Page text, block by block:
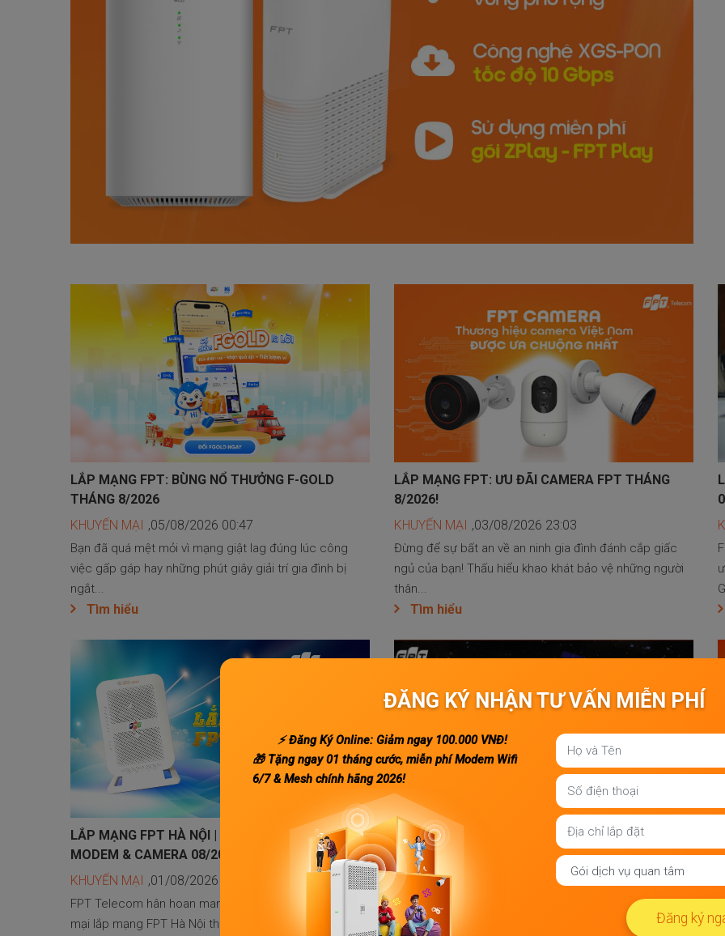
LẮP MẠNG FPT: BÙNG NỔ THƯỞNG F-GOLD
THÁNG 8/2026
KHUYẾN MẠI ,05/08/2026 00:47
Bạn đã quá mệt mỏi vì mạng giật lag đúng lúc công
việc gấp gáp hay những phút giây giải trí gia đình bị
ngắt...
Tìm hiểu
LẮP MẠNG FPT: ƯU ĐÃI CAMERA FPT THÁNG
8/2026!
KHUYẾN MẠI ,03/08/2026 23:03
Đừng để sự bất an về an ninh gia đình đánh cắp giấc
ngủ của bạn! Thấu hiểu khao khát bảo vệ những người
thân...
Tìm hiểu
LẮP MẠNG FPT HÀ NỘI | GÓI WIFI 6/7 TẶNG KÈM
MODEM & CAMERA 08/2026
KHUYẾN MẠI ,01/08/2026 00:01
FPT Telecom hân hoan mang đến chương trình khuyến
mại lắp mạng FPT Hà Nội tháng 08/2026 với vô vàn ưu
INTERNET VỆ TINH STARLINK VIỆT NAM CÓ THỂ
TRIỂN KHAI KHI NÀO?
TIN TỨC ,23/06/2026 22:06
Dịch vụ Internet vệ tinh Starlink của tỷ phú Elon Musk
(thuộc tập đoàn SpaceX) đang thu hút sự chú ý rất lớn
ĐĂNG KÝ NHẬN TƯ VẤN MIỄN PHÍ
⚡ Đăng Ký Online: Giảm ngay 100.000 VNĐ!
🎁 Tặng ngay 01 tháng cước, miễn phí Modem Wifi
6/7 & Mesh chính hãng 2026!
Đăng ký